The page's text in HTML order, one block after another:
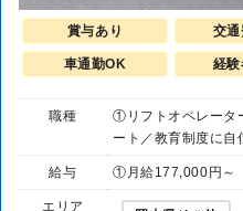
賞与あり 交
車通勤OK 経
職種
①リフトオペレータ
ート／教育制度に自
給与 ①月給177,000円～
エリア